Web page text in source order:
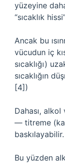
yüzeyine
“sıcaklık
Ancak bu
vücudun iç
sıcaklığı)
sıcaklığın
[4])
Dahası, alkol
— titreme
Bu yüzden